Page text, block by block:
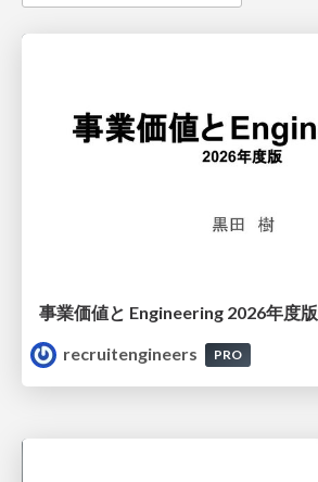
事業価値と Engineering 2026年度版
recruitengineers
PRO